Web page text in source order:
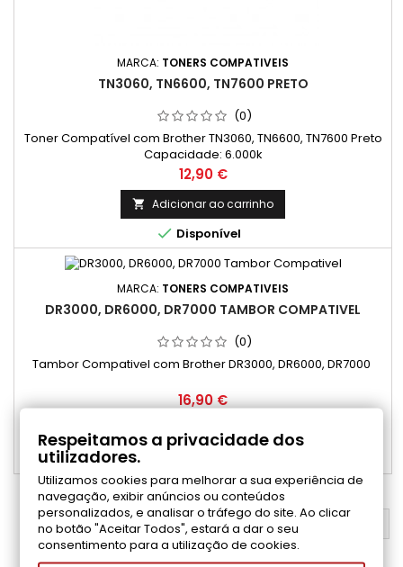
MARCA: TONERS COMPATIVEIS
TN3060, TN6600, TN7600 PRETO
(0)
Toner Compatível com Brother TN3060, TN6600, TN7600 Preto
Capacidade: 6.000k
Preço
12,90 €
 Adicionar ao carrinho
 Disponível
MARCA: TONERS COMPATIVEIS
DR3000, DR6000, DR7000 TAMBOR COMPATIVEL
(0)
Tambor Compativel com Brother DR3000, DR6000, DR7000
Preço
16,90 €
Adicionar ao carrinho
VOLTAR AO TOPO
Respeitamos a privacidade dos
utilizadores.
Utilizamos cookies para melhorar a sua experiência de
navegação, exibir anúncios ou conteúdos
personalizados, e analisar o tráfego do site. Ao clicar
no botão "Aceitar Todos", estará a dar o seu
consentimento para a utilização de cookies.